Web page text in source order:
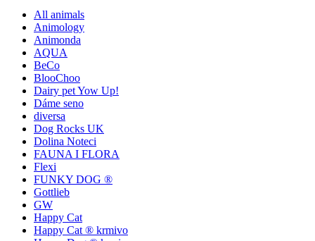
All animals
Animology
Animonda
AQUA
BeCo
BlooChoo
Dairy pet Yow Up!
Dáme seno
diversa
Dog Rocks UK
Dolina Noteci
FAUNA I FLORA
Flexi
FUNKY DOG ®
Gottlieb
GW
Happy Cat
Happy Cat ® krmivo